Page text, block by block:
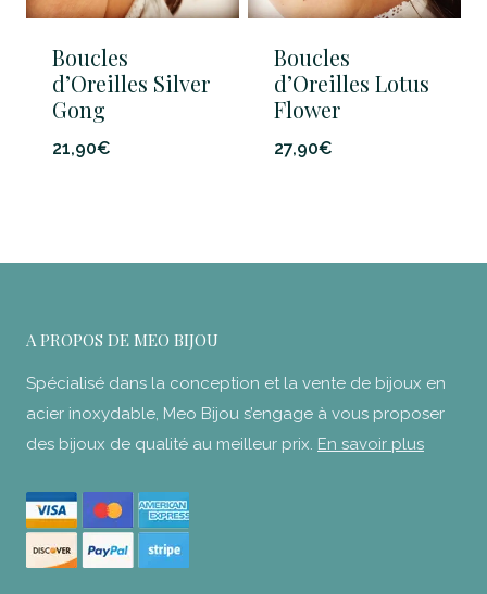
Boucles
d’Oreilles Silver
Gong
21,90€
Boucles
d’Oreilles Lotus
Flower
27,90€
A PROPOS DE MEO BIJOU
Spécialisé dans la conception et la vente de bijoux en
acier inoxydable, Meo Bijou s’engage à vous proposer
des bijoux de qualité au meilleur prix. En savoir plus